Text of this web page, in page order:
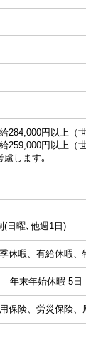
284,000円以上（
259,000円以上（
します｡
(日曜､他週1日)
休暇、有給休暇
年末年始休暇 5
保険、労災保険、